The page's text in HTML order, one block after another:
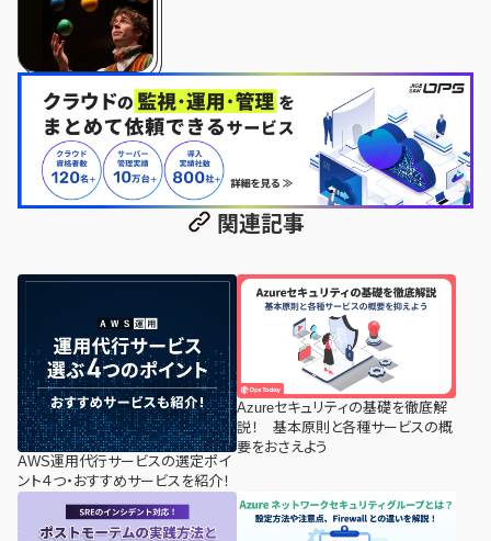
関連記事
AWS運用代行サービスの選定ポイ
ント４つ・おすすめサービスを紹介！
Azureセキュリティの基礎を徹底解
説！ 基本原則と各種サービスの概
要をおさえよう